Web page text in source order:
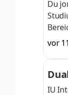
Du
vor
IU